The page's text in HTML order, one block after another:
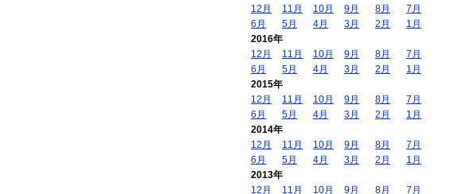
12月
11月 10月 9月 8月
7月
6月
5月 4月 3月 2月
1月
2016年
12月
11月 10月 9月 8月
7月
6月
5月 4月 3月 2月
1月
2015年
12月
11月 10月 9月 8月
7月
6月
5月 4月 3月 2月
1月
2014年
12月
11月 10月 9月 8月
7月
6月
5月 4月 3月 2月
1月
2013年
12月
11月 10月 9月 8月 7月